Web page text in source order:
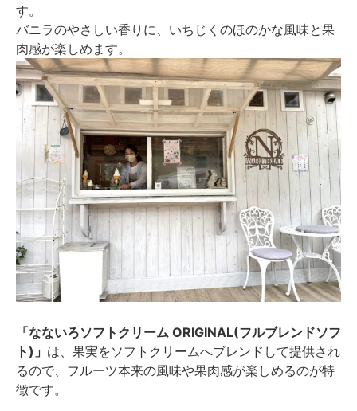
す。
バニラのやさしい香りに、いちじくのほのかな風味と果
肉感が楽しめます。
「なないろソフトクリーム ORIGINAL(フルブレンドソフ
ト)」 は、果実をソフトクリームへブレンドして提供され
るので、フルーツ本来の風味や果肉感が楽しめるのが特
徴です。